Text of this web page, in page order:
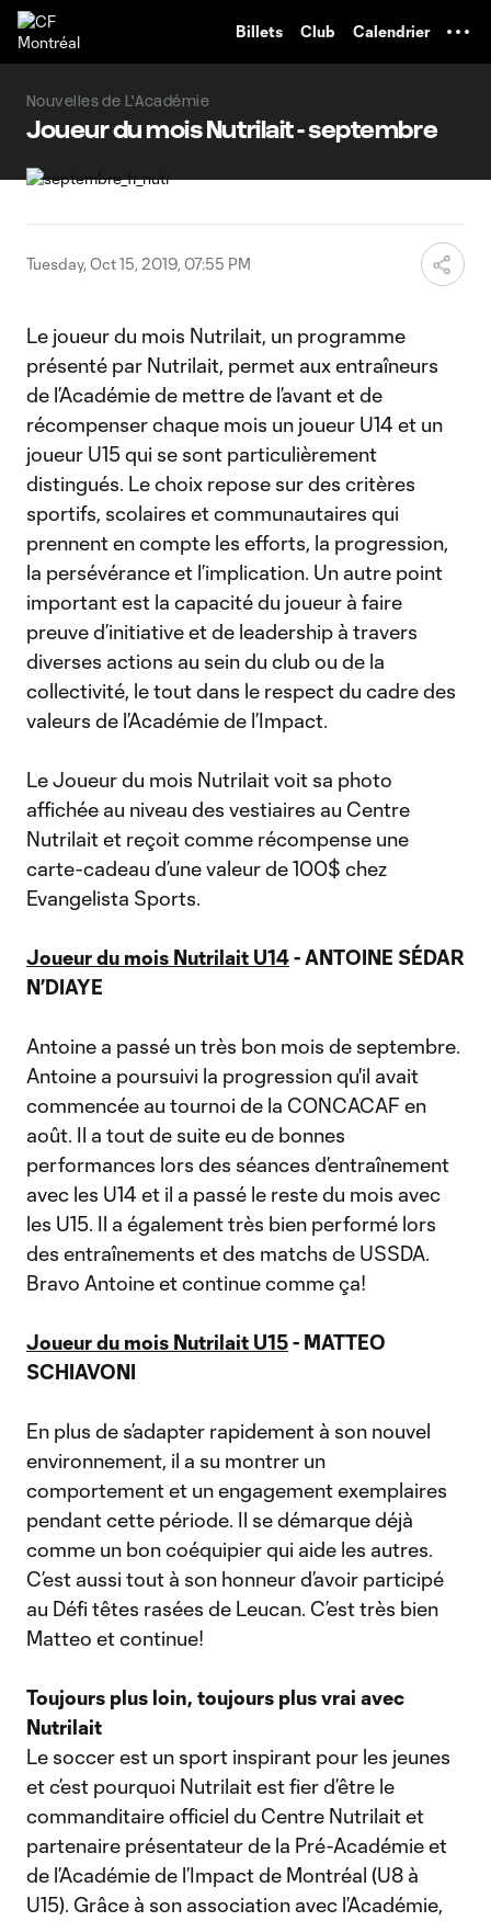
Billets Club Calendrier
Nouvelles de L'Académie
Joueur du mois Nutrilait - septembre
Tuesday, Oct 15, 2019, 07:55 PM
Le joueur du mois Nutrilait, un programme
présenté par Nutrilait, permet aux entraîneurs
de l’Académie de mettre de l’avant et de
récompenser chaque mois un joueur U14 et un
joueur U15 qui se sont particulièrement
distingués. Le choix repose sur des critères
sportifs, scolaires et communautaires qui
prennent en compte les efforts, la progression,
la persévérance et l’implication. Un autre point
important est la capacité du joueur à faire
preuve d’initiative et de leadership à travers
diverses actions au sein du club ou de la
collectivité, le tout dans le respect du cadre des
valeurs de l’Académie de l’Impact.
Le Joueur du mois Nutrilait voit sa photo
affichée au niveau des vestiaires au Centre
Nutrilait et reçoit comme récompense une
carte-cadeau d’une valeur de 100$ chez
Evangelista Sports.
Joueur du mois Nutrilait U14- ANTOINE SÉDAR
N’DIAYE
Antoine a passé un très bon mois de septembre.
Antoine a poursuivi la progression qu'il avait
commencée au tournoi de la CONCACAF en
août. Il a tout de suite eu de bonnes
performances lors des séances d’entraînement
avec les U14 et il a passé le reste du mois avec
les U15. Il a également très bien performé lors
des entraînements et des matchs de USSDA.
Bravo Antoine et continue comme ça!
Joueur du mois Nutrilait U15- MATTEO
SCHIAVONI
En plus de s’adapter rapidement à son nouvel
environnement, il a su montrer un
comportement et un engagement exemplaires
pendant cette période. Il se démarque déjà
comme un bon coéquipier qui aide les autres.
C’est aussi tout à son honneur d’avoir participé
au Défi têtes rasées de Leucan. C’est très bien
Matteo et continue!
Toujours plus loin, toujours plus vrai avec
Nutrilait
Le soccer est un sport inspirant pour les jeunes
et c’est pourquoi Nutrilait est fier d’être le
commanditaire officiel du Centre Nutrilait et
partenaire présentateur de la Pré-Académie et
de l’Académie de l’Impact de Montréal (U8 à
U15). Grâce à son association avec l’Académie,